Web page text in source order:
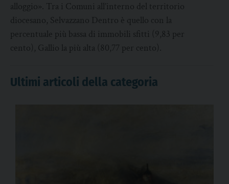
alloggio». Tra i Comuni all’interno del territorio
diocesano, Selvazzano Dentro è quello con la
percentuale più bassa di immobili sfitti (9,83 per
cento), Gallio la più alta (80,77 per cento).
Ultimi articoli della categoria